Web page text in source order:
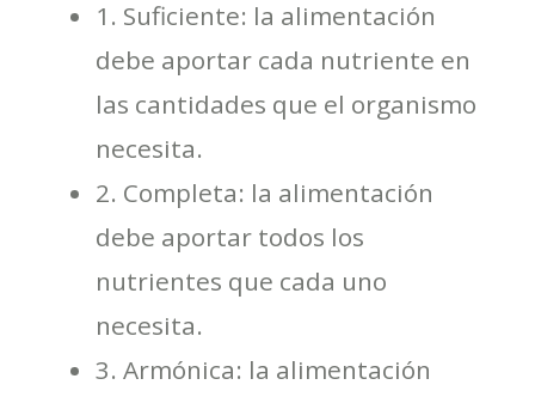
1. Suficiente: la alimentación
debe aportar cada nutriente en
las cantidades que el organismo
necesita.
2. Completa: la alimentación
debe aportar todos los
nutrientes que cada uno
necesita.
3. Armónica: la alimentación